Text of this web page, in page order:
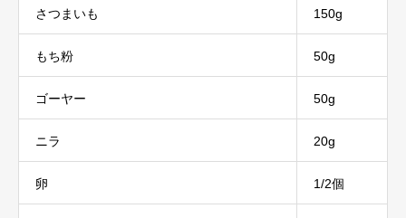
さつまいも 150g
もち粉 50g
ゴーヤー 50g
ニラ 20g
卵 1/2個